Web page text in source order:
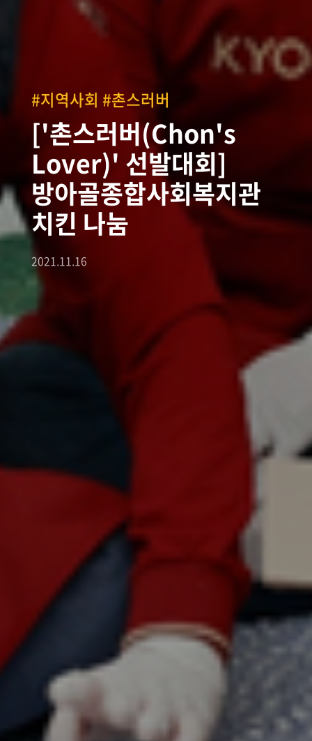
#지역사회 #촌스러버
['촌스러버(Chon's
Lover)' 선발대회]
방아골종합사회복지관
치킨 나눔
2021.11.16